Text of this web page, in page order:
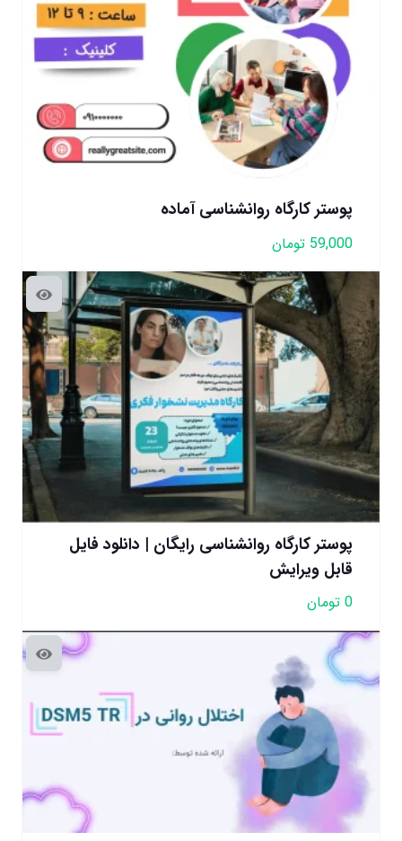
پوستر کارگاه روانشناسی آماده
59,000 تومان
پوستر کارگاه روانشناسی رایگان | دانلود فایل
قابل ویرایش
0 تومان